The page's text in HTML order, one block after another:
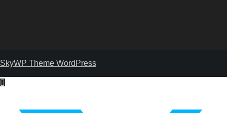
SkyWP Theme WordPress